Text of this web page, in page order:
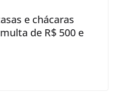
e chácaras
de R$ 500 e